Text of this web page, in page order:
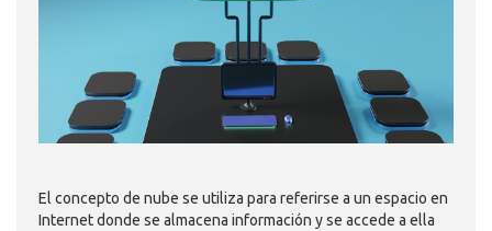
El concepto de nube se utiliza para referirse a un espacio en
Internet donde se almacena información y se accede a ella